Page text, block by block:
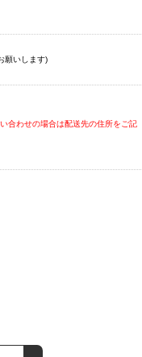
願いします)
合わせの場合は配送先の住所をご記